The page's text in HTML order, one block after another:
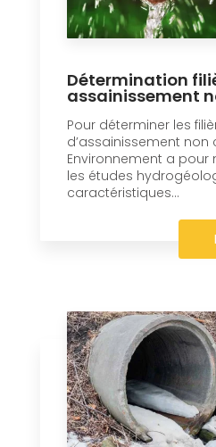
Détermination
assainissement
Pour déterminer les
d’assainissement non
Environnement a pour
les études
caractéristiques...